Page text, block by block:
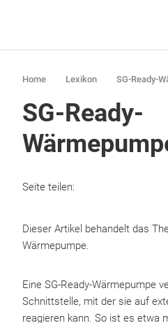
Home Lexikon SG-Ready-
SG-Ready-
Seite teilen:
Dieser Artikel behandelt das
Wärmepumpe.
Eine SG-Ready-Wärmepumpe
Schnittstelle, mit der sie auf
reagieren kann. So ist es etwa